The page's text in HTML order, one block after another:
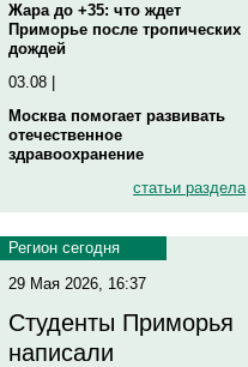
Жара до +35: что ждет
Приморье после тропических
дождей
03.08 |
Москва помогает развивать
отечественное
здравоохранение
статьи раздела
Регион сегодня
29 Мая 2026, 16:37
Студенты Приморья
написали